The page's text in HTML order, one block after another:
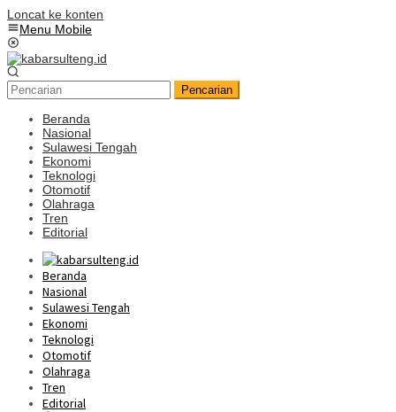
Loncat ke konten
Menu Mobile
Pencarian
Beranda
Nasional
Sulawesi Tengah
Ekonomi
Teknologi
Otomotif
Olahraga
Tren
Editorial
Beranda
Nasional
Sulawesi Tengah
Ekonomi
Teknologi
Otomotif
Olahraga
Tren
Editorial